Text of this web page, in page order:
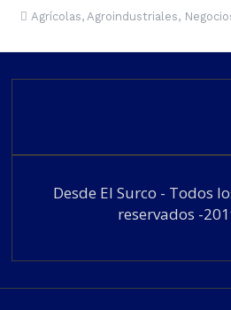
Agrícolas, Agroindustriales,
Desde El Surco - Todos
reservados -